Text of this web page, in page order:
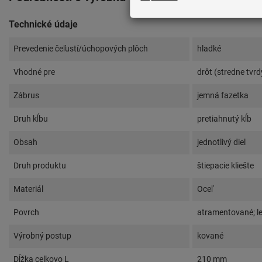
Technické údaje
Prevedenie čeľustí/úchopových plôch hladké
Vhodné pre drôt (stredne
Zábrus jemná fazetka
Druh kĺbu pretiahnutý kĺb
Obsah jednotlivý diel
Druh produktu štiepacie kliešte
Materiál Oceľ
Povrch atramentované;
Výrobný postup kované
Dĺžka celkovo L 210 mm